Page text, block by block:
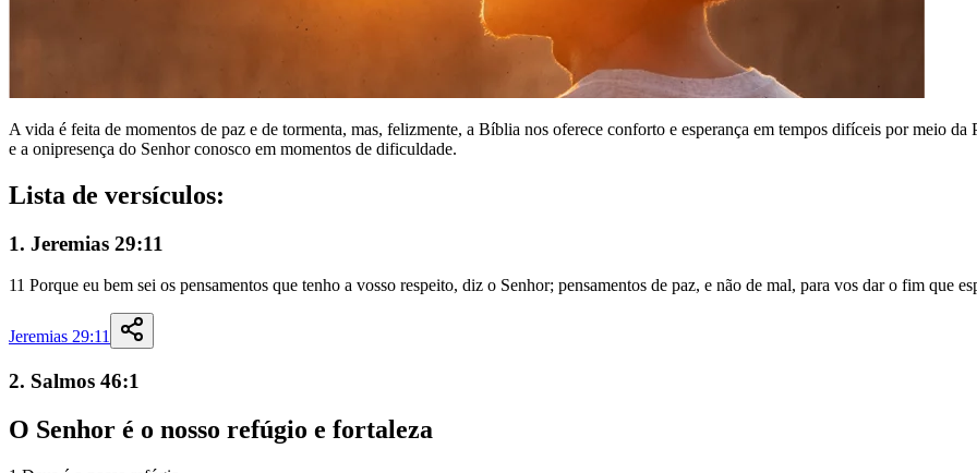
A vida é feita de momentos de paz e de tormenta, mas, felizmente, a Bíblia nos oferece conforto e esperança em tempos difíceis por meio
e a onipresença do Senhor conosco em momentos de dificuldade.
Lista de versículos:
1. Jeremias 29:11
11 Porque eu bem sei os pensamentos que tenho a vosso respeito, diz o Senhor; pensamentos de paz, e não de mal, para vos daro fim que
Jeremias 29:11
2. Salmos 46:1
O Senhor é o nosso refúgio e fortaleza